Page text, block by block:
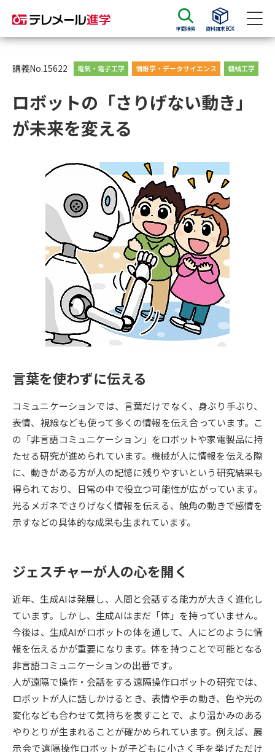
学問検索 資料請求BOX
資料請求 資料検索
大学・短大の資料種類から請求
総合型選抜・学校推薦型選抜 募
大学入学共通テスト利用選抜の
募集要項＆願書
大学・短大以外の資料から請求
専門学校の資料請求 大学院の資料請求
留学・進学関連、塾・予備校
大学入学共通テスト「受験案
内」の請求
大学入学共通テスト「受験上の
配慮案内」の請求
高等学校卒業程度認定試験
幼稚園教員資格認定試験
高等学校（情報）教員資格認定
試験
大学研究 大学検索
大学で学べる内容や特徴を調べる
データサイエンス特集 奨学金・特待生制度特集
デジタルパンフレット 進路の３択
新学年スタート号特集ページ
（高3生用）
新学年スタート号特集ページ
（高2生用）
SELFBRAND特集ページ
オープンキャンパスなどを調べる
オープンキャンパス検索 実施プログラムから探す
講義No.15622 電気・電子工学 情報学・データサイエンス 機械工学
ロボットの「さりげない動き」
が未来を変える
言葉を使わずに伝える
コミュニケーションでは、言葉だけでなく、身ぶり手ぶり、
表情、視線なども使って多くの情報を伝え合っています。こ
の「非言語コミュニケーション」をロボットや家電製品に持
たせる研究が進められています。機械が人に情報を伝える際
に、動きがある方が人の記憶に残りやすいという研究結果も
得られており、日常の中で役立つ可能性が広がっています。
光るメガネでさりげなく情報を伝える、触角の動きで感情を
示すなどの具体的な成果も生まれています。
ジェスチャーが人の心を開く
近年、生成AIは発展し、人間と会話する能力が大きく進化し
ています。しかし、生成AIはまだ「体」を持っていません。
今後は、生成AIがロボットの体を通して、人にどのように情
報を伝えるかが重要になります。体を持つことで可能となる
非言語コミュニケーションの出番です。
人が遠隔で操作・会話をする遠隔操作ロボットの研究では、
ロボットが人に話しかけるとき、表情や手の動き、色や光の
変化なども合わせて気持ちを表すことで、より温かみのある
やりとりが生まれることが確かめられています。例えば、展
示会で遠隔操作ロボットが子どもに小さく手を挙げただけ